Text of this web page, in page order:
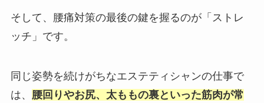
そして、腰痛対策の最後の鍵を握るのが「ストレ
ッチ」です。
同じ姿勢を続けがちなエステティシャンの仕事で
は、 腰回りやお尻、太ももの裏といった筋肉が常